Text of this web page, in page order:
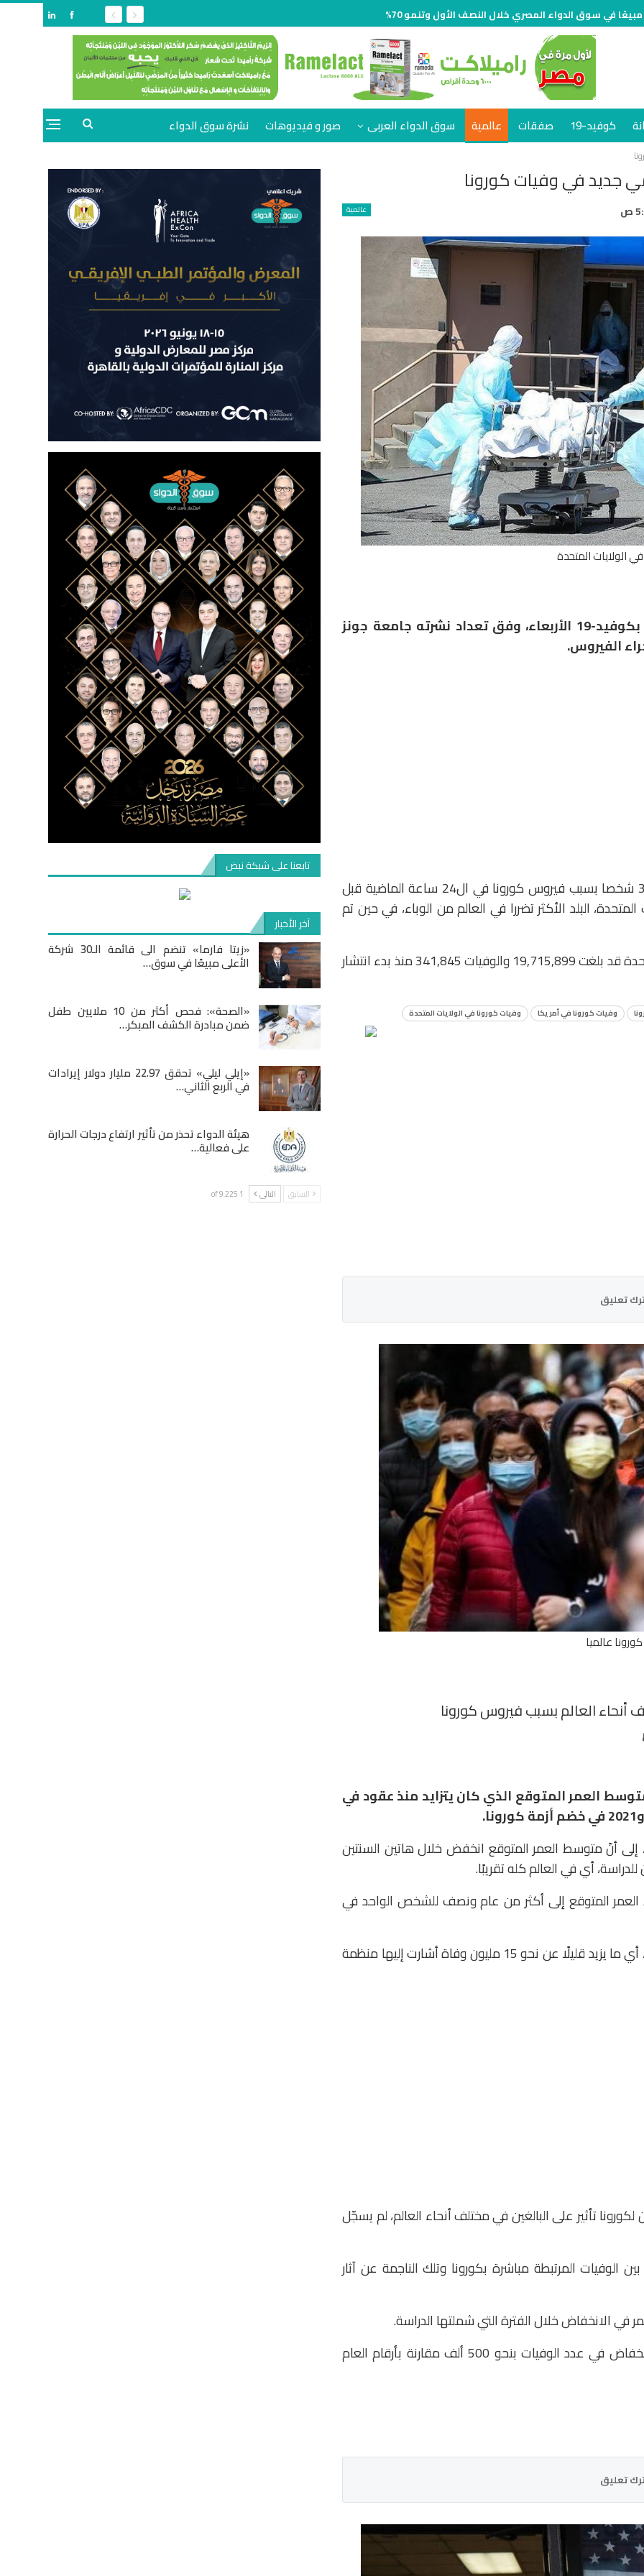
كوفيد-19 صفقات عالمية سوق الدواء العربى صور و فيديوهات نشرة سوق الدواء
جديد في وفيات كورونا
عالمية
الولايات المتحدة
سجلت الولايات المتحدة أكثر من 3,900 وفيات بكوفيد-19 الأربعاء، وفق تعداد نشرته جامعة جونز
الفيروس.
وأعلنت الجامعة التي تتخذ بالتيمور مقرا لها وفاة 3,927 شخصا بسبب فيروس كورونا في ال24 ساعة الماضية قبل
الولايات المتحدة، البلد الأكثر تضررا في العالم من الوباء، في حين تم
وبهذا تكون حصيلة الإصابات الاجمالية في الولايات المتحدة قد بلغت 19,715,899 والوفيات 341,845 منذ بدء انتشار
وفيات كورونا في أمريكا وفيات كورونا في الولايات المتحدة
تعليق
عالميا
العالم بسبب فيروس كورونا
العمر المتوقع الذي كان يتزايد منذ عقود في
أنّ متوسط العمر المتوقع انخفض خلال هاتين السنتين
العمر المتوقع إلى أكثر من عام ونصف للشخص الواحد في
وقد تُرجم ذلك بزيادة في الوفيات بلغت 15.9 مليون حالة، أي ما يزيد قليلًا عن نحو 15 مليون وفاة أشارت إليها منظمة
تأثير على البالغين في مختلف أنحاء العالم، لم يسجّل
المرتبطة مباشرة بكورونا وتلك الناجمة عن آثار
في الانخفاض خلال الفترة التي شملتها الدراسة.
ولدى الأطفال دون سن الخامسة، سُجل سنة 2021 انخفاض في عدد الوفيات بنحو 500 ألف مقارنة بأرقام العام
تعليق
تابعنا على شبكة نبض
آخر الأخبار
«زيتا فارما» تنضم الى قائمة الـ30 شركة
الأعلى مبيعًا في سوق…
«الصحة»: فحص أكثر من 10 ملايين طفل
ضمن مبادرة الكشف المبكر…
«إيلي ليلي» تحقق 22.97 مليار دولار إيرادات
في الربع الثاني…
هيئة الدواء تحذر من تأثير ارتفاع درجات الحرارة
على فعالية…
السابق التالى 1 of 9٬225